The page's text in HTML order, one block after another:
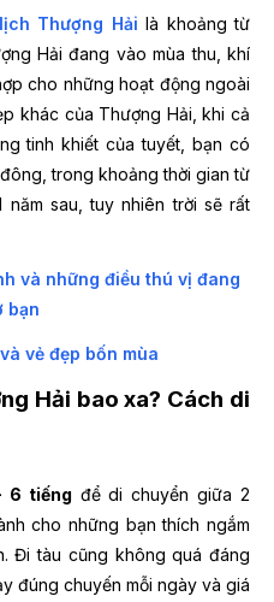
Thượng Hải là khoảng từ
Hải đang vào mùa thu, khí
cho những hoạt động ngoài
khác của Thượng Hải, khi cả
tinh khiết của tuyết, bạn có
trong khoảng thời gian từ
năm sau, tuy nhiên trời sẽ rất
và những điều thú vị đang
bạn
vẻ đẹp bốn mùa
Hải bao xa? Cách di
6 tiếng để di chuyển giữa 2
cho những bạn thích ngắm
Đi tàu cũng không quá đáng
đúng chuyến mỗi ngày và giá